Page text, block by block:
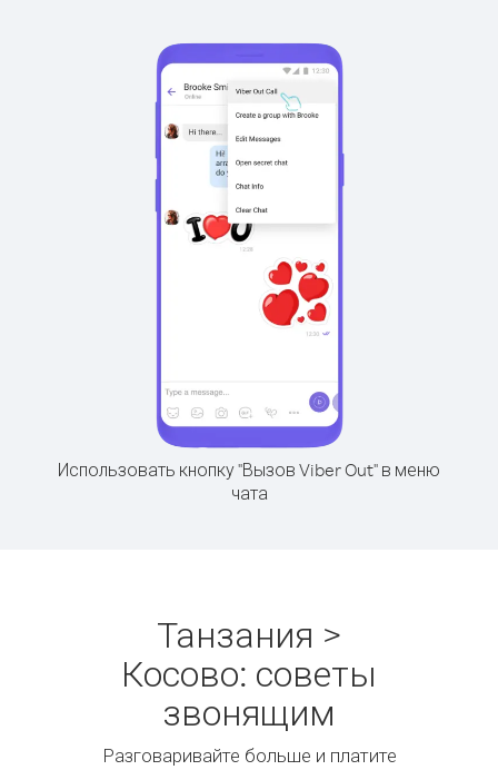
Использовать кнопку "Вызов Viber Out" в меню
чата
Танзания >
Косово: советы
звонящим
Разговаривайте больше и платите